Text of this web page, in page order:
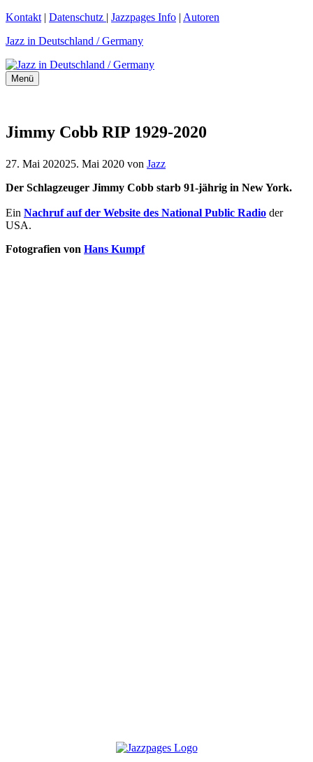
Zum
springen
Kontakt | Datenschutz | Jazzpages Info | Autoren
Jazz in Deutschland / Germany
Menü
Jimmy Cobb RIP 1929-2020
27. Mai 202025. Mai 2020 von Jazz
Der Schlagzeuger Jimmy Cobb starb 91-jährig in New York.
Ein Nachruf auf der Website des National Public Radio der
USA.
Fotografien von Hans Kumpf